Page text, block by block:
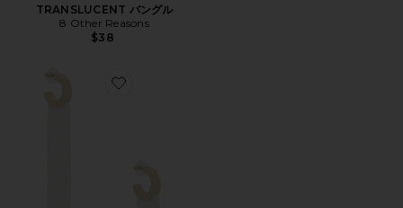
TRANSLUCENT バングル
8 Other Reasons
$38
Favorite FLOWING TASSELS ドロップイヤリング